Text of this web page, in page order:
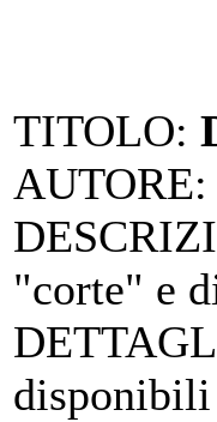
TITOLO:
AUTORE:
"corte" e